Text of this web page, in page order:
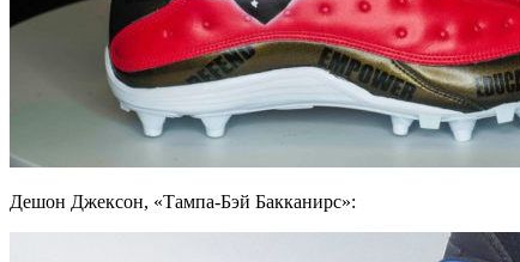
Дешон Джексон, «Тампа-Бэй Бакканирс»: